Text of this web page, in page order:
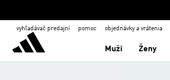
vyhľadávač predajní pomoc objednávky a vrátenia
Muži Ženy